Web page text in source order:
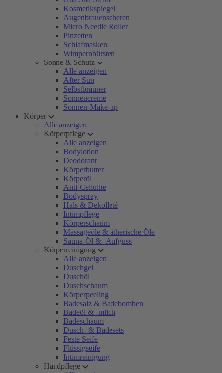
Kosmetikspiegel
Augenbrauenscheren
Micro Needle Roller
Pinzetten
Schlafmasken
Wimpernbürsten
Sonne & Schutz
Alle anzeigen
After Sun
Selbstbräuner
Sonnencreme
Sonnen-Make-up
Körper
Alle anzeigen
Körperpflege
Alle anzeigen
Bodylotion
Deodorant
Körperbutter
Körperöl
Anti-Cellulite
Bodyspray
Hals & Dekolleté
Intimpflege
Körperschaum
Massageöle & ätherische Öle
Sauna-Öl & -Aufguss
Körperreinigung
Alle anzeigen
Duschgel
Duschöl
Duschschaum
Körperpeeling
Badesalz & Badebomben
Badeöl & -milch
Badeschaum
Dusch- & Badesets
Feste Seife
Flüssigseife
Intimreinigung
Handpflege